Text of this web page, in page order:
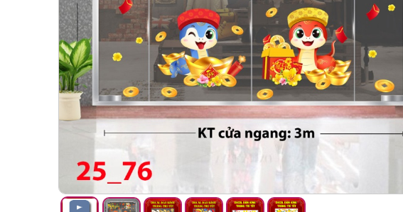
Sàn nhựa
Đồng hồ
Đèn ngủ
Bán chạy
Giảm giá
Gương trang trí
Decal Halloween